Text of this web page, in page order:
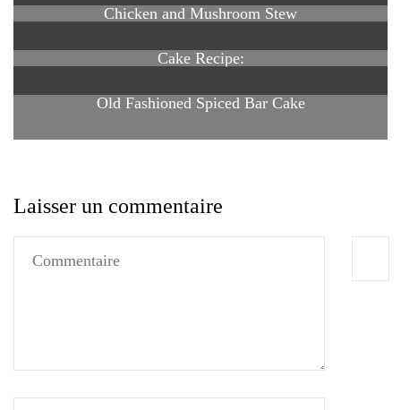
Chicken and Mushroom Stew
Cake Recipe:
Old Fashioned Spiced Bar Cake
Laisser un commentaire